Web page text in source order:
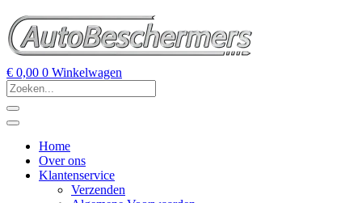
€ 0,00 0 Winkelwagen
Home
Over ons
Klantenservice
Verzenden